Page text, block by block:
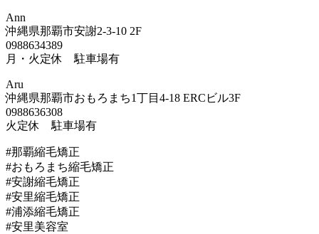
Ann
沖縄県那覇市安謝2-3-10 2F
0988634389
月・火定休 駐車場有
Aru
沖縄県那覇市おもろまち1丁目4-18 ERCビル3F
0988636308
火定休 駐車場有
#那覇縮毛矯正
#おもろまち縮毛矯正
#安謝縮毛矯正
#安里縮毛矯正
#浦添縮毛矯正
#安里美容室